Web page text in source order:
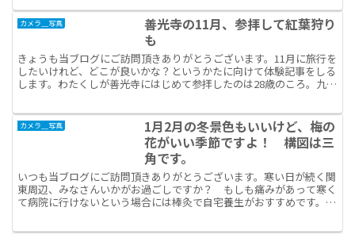
カメラ＿写真
善光寺の11月、参拝して紅葉狩り
も
きょうも当ブログにご訪問頂きありがとうございます。11月に旅行を
したいけれど、どこが良いかな？というかたに向けて体験記事をしる
します。わたくしが善光寺にはじめて参拝したのは28歳のころ。九段
カメラ＿写真
1月2月の冬景色もいいけど、梅の
花がいい季節ですよ！ 構図は三
角です。
いつも当ブログにご訪問頂きありがとうございます。寒い日が続く関
東周辺、みなさんいかがお過ごしですか？ もしも痛みがあって寒く
て病院に行けないという場合には棒灸で自宅養生がおすすめです。